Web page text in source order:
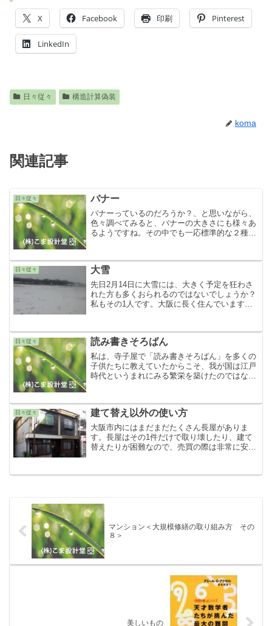
X Facebook 印刷 Pinterest
LinkedIn
日々従々 構造計算偽装
koma
関連記事
日々従々 バナー
バナーっているのだろうか？、と思いながら、
色々調べてみると、バナーの大きさにも様々あ
るようですね。その中でも一応標準的な２種類
日々従々 大雪
先日2月14日に大雪には、大きく予定を狂わさ
れた方も多くおられるのではないでしょうか？
私もその1人です。大阪に長く住んでいます
に思います。普段雪に慣れてない...
日々従々 読み書きそろばん
私は、寺子屋で「読み書きそろばん」を多くの
子供たちに教えていたからこそ、我が国は江戸
時代というまれにみる繁栄を築けたのではない
のは都会だけだ、とかいろいろと...
日々従々 建て替え以外の使い方
大阪市内にはまだまだたくさん長屋がありま
す。長屋はその1件だけで取り壊したり、建て
替えたりが困難なので、売買の際は非常に安く
わりです。土地を売ってしまえば、...
マンション＜大規模修繕の取り組み方 その
８＞
美しいもの